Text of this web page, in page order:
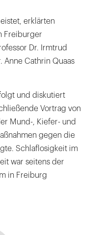
erklärten
Freiburger
Dr. Irmtrud
Anne Cathrin Quaas
und diskutiert
Vortrag von
Mund-, Kiefer- und
gegen die
Schlaflosigkeit im
war seitens der
in Freiburg